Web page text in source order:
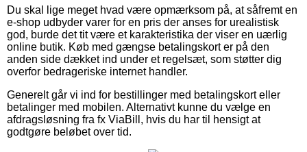
Du skal lige meget hvad være opmærksom på, at såfremt en
e-shop udbyder varer for en pris der anses for urealistisk
god, burde det tit være et karakteristika der viser en uærlig
online butik. Køb med gængse betalingskort er på den
anden side dækket ind under et regelsæt, som støtter dig
overfor bedrageriske internet handler.
Generelt går vi ind for bestillinger med betalingskort eller
betalinger med mobilen. Alternativt kunne du vælge en
afdragsløsning fra fx ViaBill, hvis du har til hensigt at
godtgøre beløbet over tid.